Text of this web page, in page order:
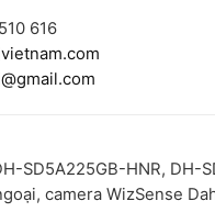
616
SD5A225GB-HNR, DH-
camera WizSense